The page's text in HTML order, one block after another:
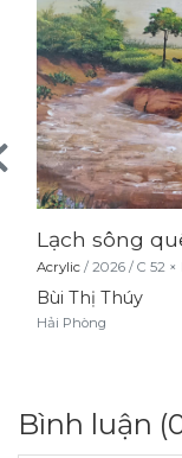
Lạch sông
Acrylic / 2026 / C 52 ×
Bùi Thị Thúy
Hải Phòng
Bình luận (